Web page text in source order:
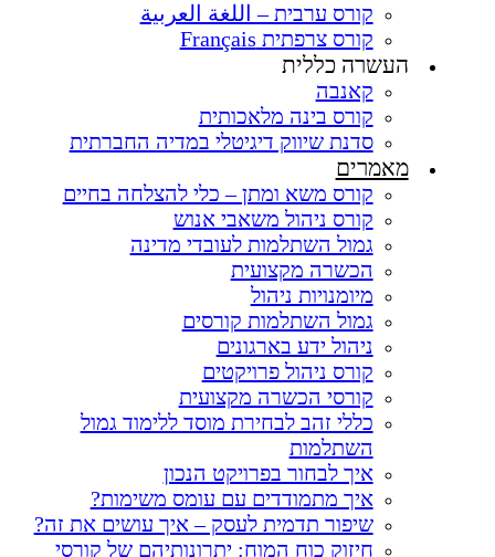
קורס ערבית – اللغة العربية
קורס צרפתית Français
העשרה כללית
קאנבה
קורס בינה מלאכותית
סדנת שיווק דיגיטלי במדיה החברתית
מאמרים
קורס משא ומתן – כלי להצלחה בחיים
קורס ניהול משאבי אנוש
גמול השתלמות לעובדי מדינה
הכשרה מקצועית
מיומנויות ניהול
גמול השתלמות קורסים
ניהול ידע בארגונים
קורס ניהול פרויקטים
קורסי הכשרה מקצועית
כללי זהב לבחירת מוסד ללימוד גמול
השתלמות
איך לבחור בפרויקט הנכון
איך מתמודדים עם עומס משימות?​
שיפור תדמית לעסק – איך עושים את זה?
חיזוק כוח המוח: יתרונותיהם של קורסי